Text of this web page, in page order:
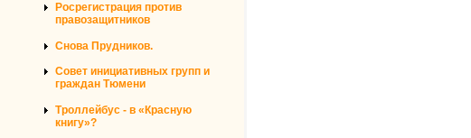
Росрегистрация против
правозащитников
Снова Прудников.
Совет инициативных групп и
граждан Тюмени
Троллейбус - в «Красную
книгу»?